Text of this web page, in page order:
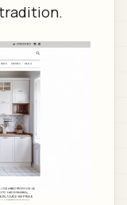
tradition.